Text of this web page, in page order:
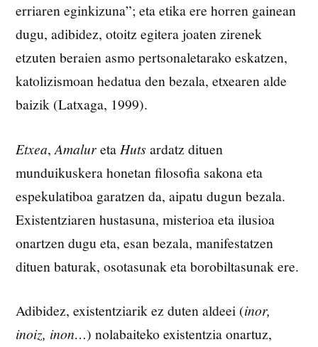
erriaren eginkizuna”; eta etika ere horren gainean
dugu, adibidez, otoitz egitera joaten zirenek
etzuten beraien asmo pertsonaletarako eskatzen,
katolizismoan hedatua den bezala, etxearen alde
baizik (Latxaga, 1999).
Etxea,Amalureta Huts ardatz dituen
munduikuskera honetan filosofia sakona eta
espekulatiboa garatzen da, aipatu dugun bezala.
Existentziaren hustasuna, misterioa eta ilusioa
onartzen dugu eta, esan bezala, manifestatzen
dituen baturak, osotasunak eta borobiltasunak ere.
Adibidez, existentziarik ez duten aldeei (inor,
inoiz, inon…) nolabaiteko existentzia onartuz,